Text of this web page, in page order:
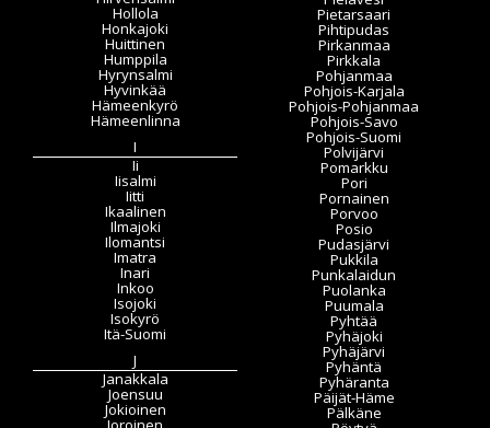
Hollola
Honkajoki
Huittinen
Humppila
Hyrynsalmi
Hyvinkää
Hämeenkyrö
Hämeenlinna
I
Ii
Iisalmi
Iitti
Ikaalinen
Ilmajoki
Ilomantsi
Imatra
Inari
Inkoo
Isojoki
Isokyrö
Itä-Suomi
J
Janakkala
Joensuu
Jokioinen
Pietarsaari
Pihtipudas
Pirkanmaa
Pirkkala
Pohjanmaa
Pohjois-Karjala
Pohjois-Pohjanmaa
Pohjois-Savo
Pohjois-Suomi
Polvijärvi
Pomarkku
Pori
Pornainen
Porvoo
Posio
Pudasjärvi
Pukkila
Punkalaidun
Puolanka
Puumala
Pyhtää
Pyhäjoki
Pyhäjärvi
Pyhäntä
Pyhäranta
Päijät-Häme
Pälkäne